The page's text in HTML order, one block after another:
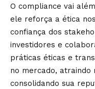
O compliance vai
ele reforça a ética
confiança dos
investidores e
práticas éticas e
no mercado, atraindo
consolidando sua